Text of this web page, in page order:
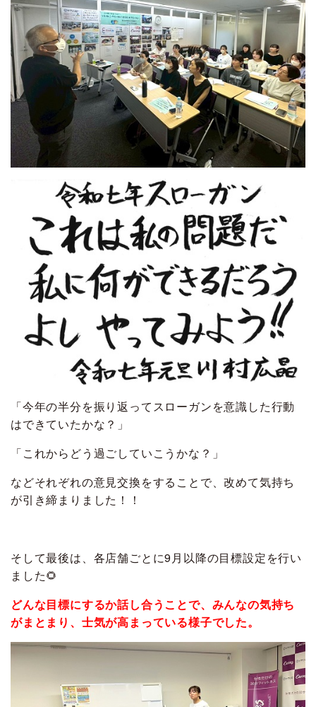
「今年の半分を振り返ってスローガンを意識した行動
はできていたかな？」
「これからどう過ごしていこうかな？」
などそれぞれの意見交換をすることで、改めて気持ち
が引き締まりました！！
そして最後は、各店舗ごとに9月以降の目標設定を行い
ました🌻
どんな目標にするか話し合うことで、みんなの気持ち
がまとまり、士気が高まっている様子でした。